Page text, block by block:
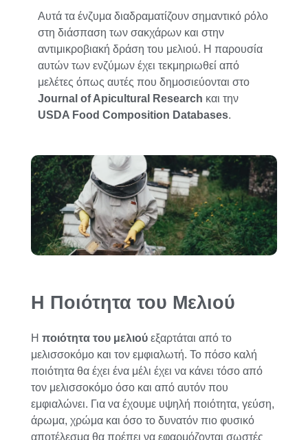
Αυτά τα ένζυμα διαδραματίζουν σημαντικό ρόλο
στη διάσπαση των σακχάρων και στην
αντιμικροβιακή δράση του μελιού. Η παρουσία
αυτών των ενζύμων έχει τεκμηριωθεί από
μελέτες όπως αυτές που δημοσιεύονται στο
Journal of Apicultural Research και την
USDA Food Composition Databases.
Η Ποιότητα του Μελιού
Η ποιότητα του μελιού εξαρτάται από το
μελισσοκόμο και τον εμφιαλωτή. Το πόσο καλή
ποιότητα θα έχει ένα μέλι έχει να κάνει τόσο από
τον μελισσοκόμο όσο και από αυτόν που
εμφιαλώνει. Για να έχουμε υψηλή ποιότητα, γεύση,
άρωμα, χρώμα και όσο το δυνατόν πιο φυσικό
αποτέλεσμα θα πρέπει να εφαρμόζονται σωστές